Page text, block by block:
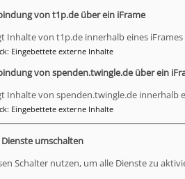
Instagram
von t1p.de über ein iFrame
Inhalte von t1p.de innerhalb eines iFrames
: Eingebettete externe Inhalte
von spenden.twingle.de über ein
Inhalte von spenden.twingle.de innerhalb
: Eingebettete externe Inhalte
Dienste umschalten
Schalter nutzen, um alle Dienste zu